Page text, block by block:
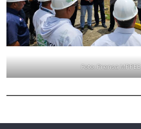
Foto: Prensa MPPEE